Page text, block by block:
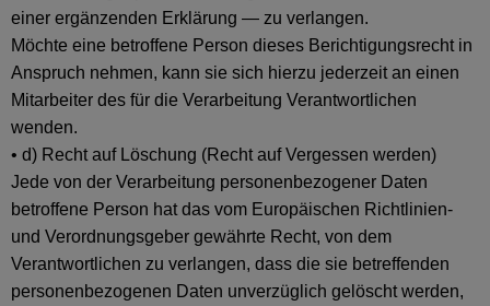
einer ergänzenden Erklärung — zu verlangen.
Möchte eine betroffene Person dieses Berichtigungsrecht in
Anspruch nehmen, kann sie sich hierzu jederzeit an einen
Mitarbeiter des für die Verarbeitung Verantwortlichen
wenden.
• d) Recht auf Löschung (Recht auf Vergessen werden)
Jede von der Verarbeitung personenbezogener Daten
betroffene Person hat das vom Europäischen Richtlinien-
und Verordnungsgeber gewährte Recht, von dem
Verantwortlichen zu verlangen, dass die sie betreffenden
personenbezogenen Daten unverzüglich gelöscht werden,